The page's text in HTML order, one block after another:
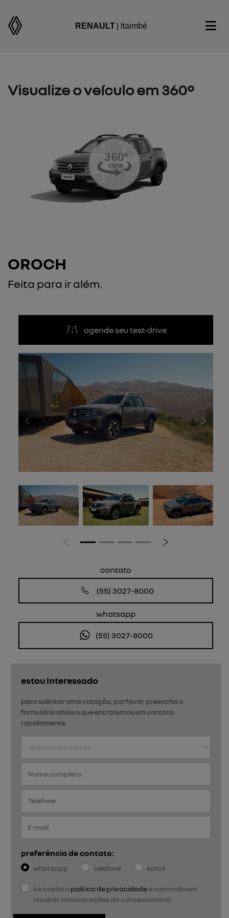
RENAULT | Itaimbé
Visualize o veículo em 360°
OROCH
Feita para ir além.
agende seu test-drive
estou interessado
para solicitar uma cotação, por favor, preencha o
formulário abaixo que entraremos em contato
rapidamente.
preferência de contato:
whatsapp telefone email
li e aceito a política de privacidadee concordo em
receber comunicações da concessionária.
Anterior
Anterior Próximo
contato
(55) 3027-8000
whatsapp
(55) 3027-8000